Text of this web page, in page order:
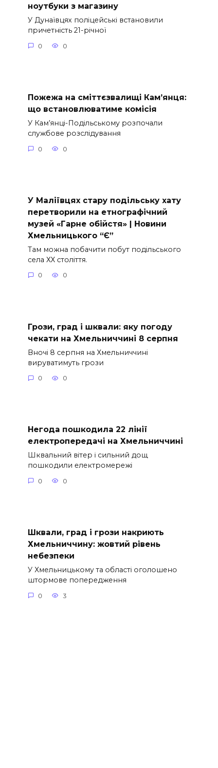
ноутбуки з магазину
У Дунаївцях поліцейські встановили
причетність 21-річної
0 0
Пожежа на сміттєзвалищі Кам’янця:
що встановлюватиме комісія
У Кам’янці-Подільському розпочали
службове розслідування
0 0
У Маліївцях стару подільську хату
перетворили на етнографічний
музей «Гарне обійстя» | Новини
Хмельницького “Є”
Там можна побачити побут подільського
села ХХ століття.
0 0
Грози, град і шквали: яку погоду
чекати на Хмельниччині 8 серпня
Вночі 8 серпня на Хмельниччині
вируватимуть грози
0 0
Негода пошкодила 22 лінії
електропередачі на Хмельниччині
Шквальний вітер і сильний дощ
пошкодили електромережі
0 0
Шквали, град і грози накриють
Хмельниччину: жовтий рівень
небезпеки
У Хмельницькому та області оголошено
штормове попередження
0 3